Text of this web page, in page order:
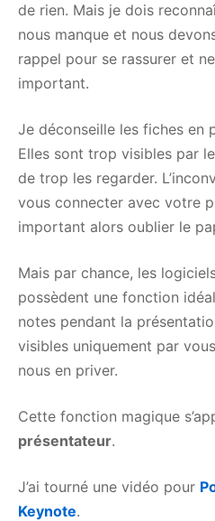
de rien. Mais je dois
nous manque et nous
rappel pour se rassurer et
important.
Je déconseille les fiches en
Elles sont trop visibles par
de trop les regarder.
vous connecter avec votre
important alors oublier le
Mais par chance, les
possèdent une fonction
notes pendant la
visibles uniquement par
nous en priver.
Cette fonction magique
présentateur.
J’ai tourné une vidéo pour
Keynote.